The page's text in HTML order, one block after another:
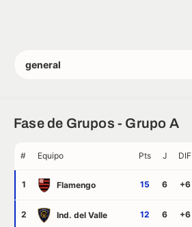
Camisetas
general
Fase de Grupos - Grupo A
# Equipo Pts J DIF
1 Flamengo 15 6 +6
2 Ind. del Valle 12 6 +6